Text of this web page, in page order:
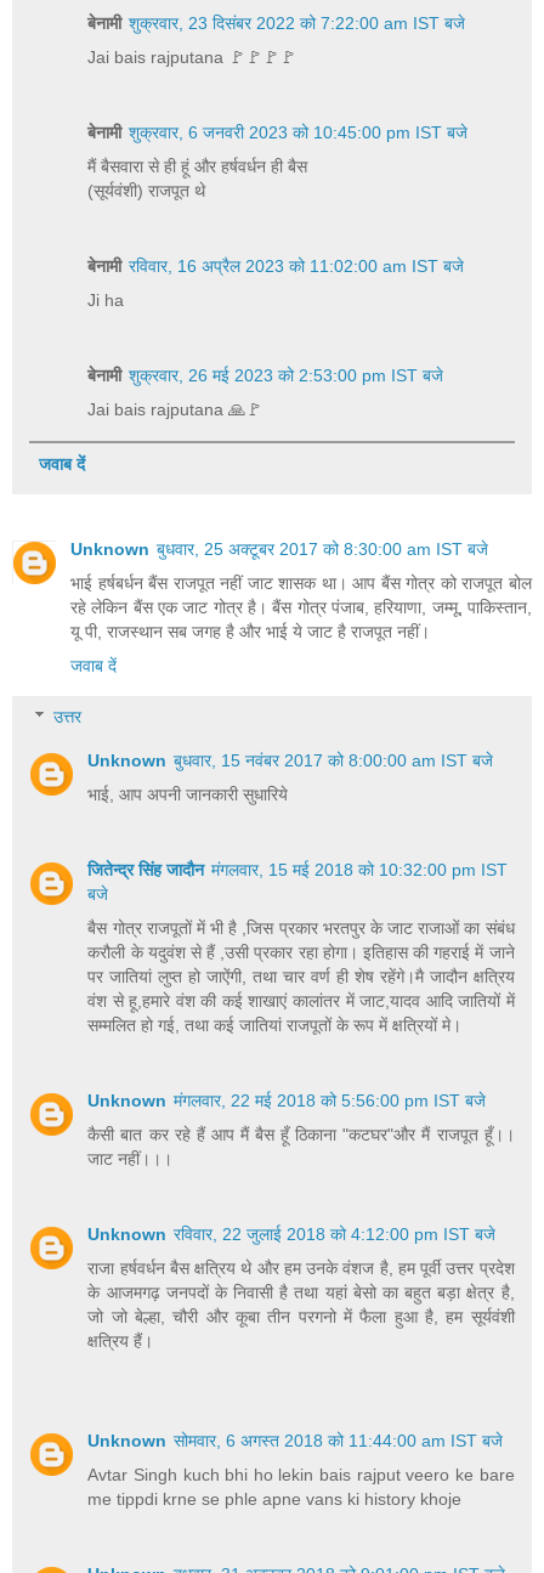
बेनामी शुक्रवार, 23 दिसंबर 2022 को 7:22:00 am IST बजे
Jai bais rajputana 🚩🚩🚩🚩
बेनामी शुक्रवार, 6 जनवरी 2023 को 10:45:00 pm IST बजे
मैं बैसवारा से ही हूं और हर्षवर्धन ही बैस
(सूर्यवंशी) राजपूत थे
बेनामी रविवार, 16 अप्रैल 2023 को 11:02:00 am IST बजे
Ji ha
बेनामी शुक्रवार, 26 मई 2023 को 2:53:00 pm IST बजे
Jai bais rajputana 🙏🚩
जवाब दें
Unknown बुधवार, 25 अक्टूबर 2017 को 8:30:00 am IST बजे
भाई हर्षबर्धन बैंस राजपूत नहीं जाट शासक था। आप बैंस गोत्र को राजपूत बोल
रहे लेकिन बैंस एक जाट गोत्र है। बैंस गोत्र पंजाब, हरियाणा, जम्मू, पाकिस्तान,
यू पी, राजस्थान सब जगह है और भाई ये जाट है राजपूत नहीं।
जवाब दें
उत्तर
Unknown बुधवार, 15 नवंबर 2017 को 8:00:00 am IST बजे
भाई, आप अपनी जानकारी सुधारिये
जितेन्द्र सिंह जादौन मंगलवार, 15 मई 2018 को 10:32:00 pm IST
बजे
बैस गोत्र राजपूतों में भी है ,जिस प्रकार भरतपुर के जाट राजाओं का संबंध
करौली के यदुवंश से हैं ,उसी प्रकार रहा होगा। इतिहास की गहराई में जाने
पर जातियां लुप्त हो जाऐंगी, तथा चार वर्ण ही शेष रहेंगे।मै जादौन क्षत्रिय
वंश से हू,हमारे वंश की कई शाखाएं कालांतर में जाट,यादव आदि जातियों में
सम्मलित हो गई, तथा कई जातियां राजपूतों के रूप में क्षत्रियों मे।
Unknown मंगलवार, 22 मई 2018 को 5:56:00 pm IST बजे
कैसी बात कर रहे हैं आप मैं बैस हूँ ठिकाना "कटघर"और मैं राजपूत हूँ।।
जाट नहीं।।।
Unknown रविवार, 22 जुलाई 2018 को 4:12:00 pm IST बजे
राजा हर्षवर्धन बैस क्षत्रिय थे और हम उनके वंशज है, हम पूर्वी उत्तर प्रदेश
के आजमगढ़ जनपदों के निवासी है तथा यहां बेसो का बहुत बड़ा क्षेत्र है,
जो जो बेल्हा, चौरी और कूबा तीन परगनो में फैला हुआ है, हम सूर्यवंशी
क्षत्रिय हैं।
Unknown सोमवार, 6 अगस्त 2018 को 11:44:00 am IST बजे
Avtar Singh kuch bhi ho lekin bais rajput veero ke bare
me tippdi krne se phle apne vans ki history khoje